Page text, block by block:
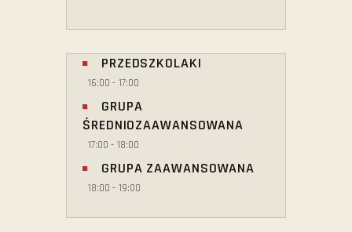
PRZEDSZKOLAKI
16:00 - 17:00
GRUPA
ŚREDNIOZAAWANSOWANA
17:00 - 18:00
GRUPA ZAAWANSOWANA
18:00 - 19:00